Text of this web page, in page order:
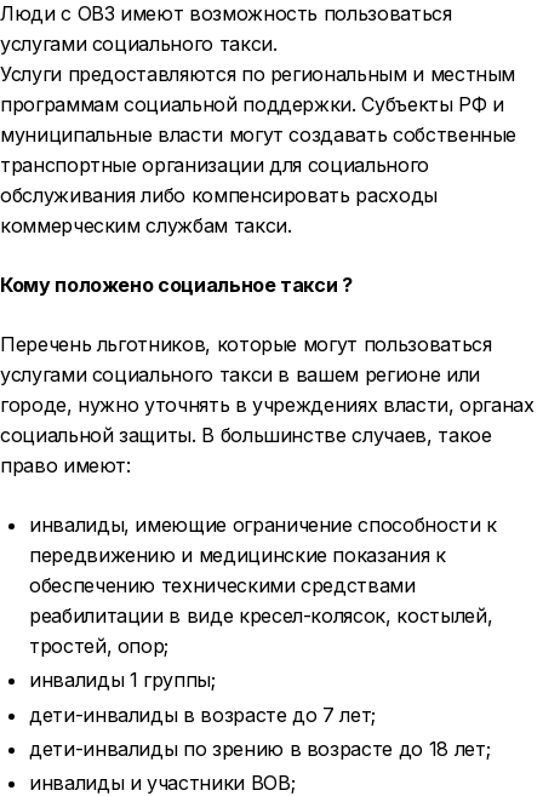
Люди с ОВЗ имеют возможность пользоваться
услугами социального такси.
Услуги предоставляются по региональным и местным
программам социальной поддержки. Субъекты РФ и
муниципальные власти могут создавать собственные
транспортные организации для социального
обслуживания либо компенсировать расходы
коммерческим службам такси.
Кому положено социальное такси ?
Перечень льготников, которые могут пользоваться
услугами социального такси в вашем регионе или
городе, нужно уточнять в учреждениях власти, органах
социальной защиты. В большинстве случаев, такое
право имеют:
инвалиды, имеющие ограничение способности к
передвижению и медицинские показания к
обеспечению техническими средствами
реабилитации в виде кресел-колясок, костылей,
тростей, опор;
инвалиды 1 группы;
дети-инвалиды в возрасте до 7 лет;
дети-инвалиды по зрению в возрасте до 18 лет;
инвалиды и участники ВОВ;